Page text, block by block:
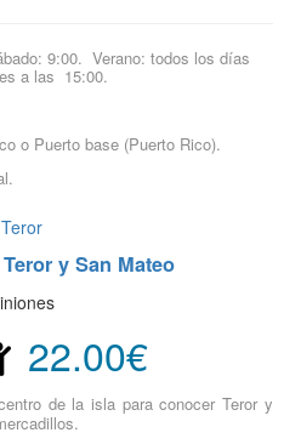
9:00. Verano: todos los días
a las 15:00.
o Puerto base (Puerto Rico).
y San Mateo
22.00€
de la isla para conocer Teror y